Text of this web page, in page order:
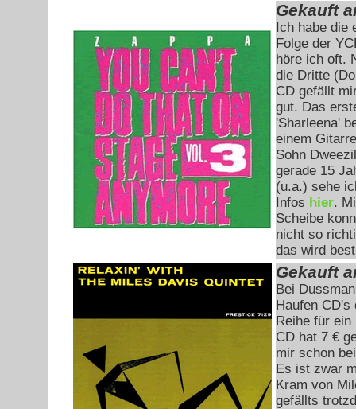
Gekauft
Ich habe die
Folge der
höre ich oft.
die Dritte
CD gefällt
gut. Das
'Sharleena'
einem
Sohn
gerade 15
(u.a.) sehe
Infos hier.
Scheibe
nicht so
das wird
Gekauft
Bei
Haufen
Reihe für
CD hat 7 €
mir schon
Es ist zwar
Kram von
gefällts